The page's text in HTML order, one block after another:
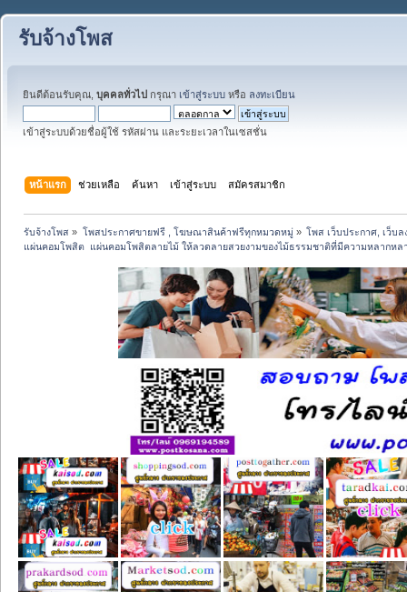
รับจ้างโพส
ยินดีต้อนรับคุณ, บุคคลทั่วไป กรุณา เข้าสู่ระบบ หรือ ลงทะเบียน
เข้าสู่ระบบด้วยชื่อผู้ใช้ รหัสผ่าน และระยะเวลาในเซสชั่น
หน้าแรก ช่วยเหลือ ค้นหา เข้าสู่ระบบ สมัครสมาชิก
รับจ้างโพส » โพสประกาศขายฟรี , โฆษณาสินค้าฟรีทุกหมวดหมู่» โพส เว็บประกาศ, เว็บ
แผ่นคอมโพสิต  แผ่นคอมโพสิตลายไม้ ให้ลวดลายสวยงามของไม้ธรรมชาติที่มีความหลากหล